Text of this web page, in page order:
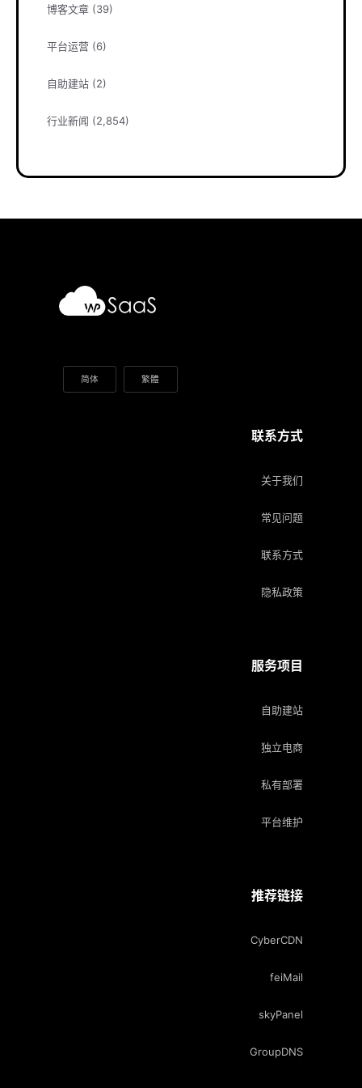
博客文章 (39)
平台运营 (6)
自助建站 (2)
行业新闻 (2,854)
简体 繁體
联系方式
关于我们
常见问题
联系方式
隐私政策
服务项目
自助建站
独立电商
私有部署
平台维护
推荐链接
CyberCDN
feiMail
skyPanel
GroupDNS